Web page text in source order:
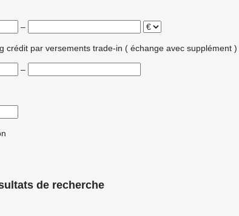
–
crédit par versements trade-in ( échange avec supplément )
–
de recherche